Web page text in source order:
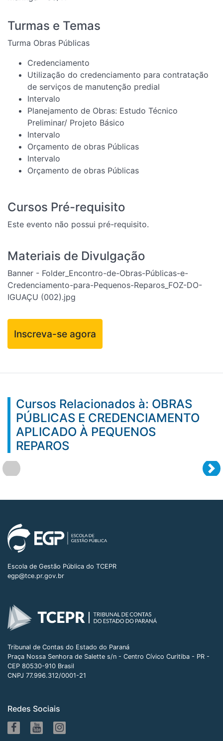
Turmas e Temas
Turma Obras Públicas
Credenciamento
Utilização do credenciamento para contratação
de serviços de manutenção predial
Intervalo
Planejamento de Obras: Estudo Técnico
Preliminar/ Projeto Básico
Intervalo
Orçamento de obras Públicas
Intervalo
Orçamento de obras Públicas
Cursos Pré-requisito
Este evento não possui pré-requisito.
Materiais de Divulgação
Banner - Folder_Encontro-de-Obras-Públicas-e-
Credenciamento-para-Pequenos-Reparos_FOZ-DO-
IGUAÇU (002).jpg
Inscreva-se agora
Cursos Relacionados à: OBRAS
PÚBLICAS E CREDENCIAMENTO
APLICADO À PEQUENOS
REPAROS
Escola de Gestão Pública do TCEPR
egp@tce.pr.gov.br
Tribunal de Contas do Estado do Paraná
Praça Nossa Senhora de Salette s/n - Centro Cívico Curitiba - PR -
CEP 80530-910 Brasil
CNPJ 77.996.312/0001-21
Redes Sociais